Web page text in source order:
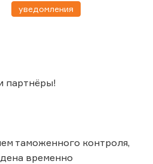
уведомления
партнёры!
таможенного контроля,
временно